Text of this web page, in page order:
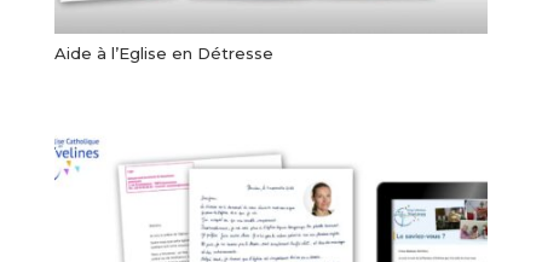
Aide à l’Eglise en Détresse